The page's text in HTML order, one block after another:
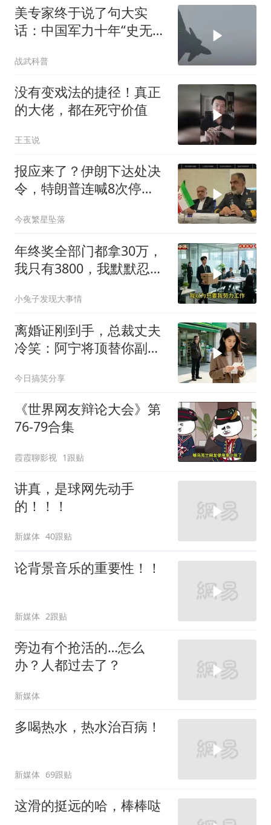
美专家终于说了句大实
话：中国军力十年“史无前
住了
战武科普
没有变戏法的捷径！真正
的大佬，都在死守价值
王玉说
报应来了？伊朗下达处决
令，特朗普连喊8次停
今夜繁星坠落
年终奖全部门都拿30万，
我只有3800，我默默忍
职
小兔子发现大事情
离婚证刚到手，总裁丈夫
冷笑：阿宁将顶替你副总
今日搞笑分享
《世界网友辩论大会》第
76-79合集
霞霞聊影视 1跟贴
讲真，是球网先动手
的！！！
新媒体 40跟贴
论背景音乐的重要性！！
新媒体 2跟贴
旁边有个抢活的…怎么
办？人都过去了？
新媒体
多喝热水，热水治百病！
新媒体 69跟贴
这滑的挺远的哈，棒棒哒